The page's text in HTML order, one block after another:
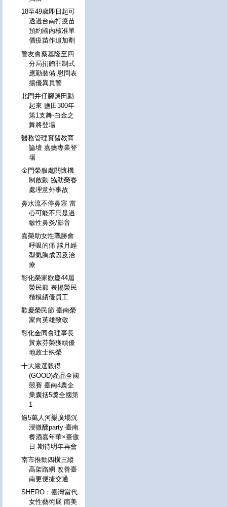
18至49歲即日起可
透過台南打疫苗
預約國內核准單
價疫苗作追加劑
警友會蔡基隆至四
分局捐贈非制式
應勤裝備 慰問表
揚優異員警
北門井仔腳鹽田動
起來 鹽田300年
第1支舞-白金之
舞將登場
醫務管理實習教育
論壇 嘉藥專業登
場
金門榮服處關懷機
制啟動 協助榮眷
處理意外事故
鼻水流不停鼻塞 當
心可能不只是過
敏性鼻炎/影音
嘉榮助女性戰勝會
呼吸的痛 談月經
型氣胸成因及治
療
彰化榮家歡慶44屆
榮民節 表揚榮民
楷模績優員工
歡慶榮民節 臺南榮
家向英雄致敬
彰化金同會理事長
黃素芬榮獲績優
地政士殊榮
十大嚴選穀得
(GOOD)產品全國
競賽 臺南4農企
業囊括5獎全國第
1
逾5萬人河樂廣場沉
浸微醺party 臺南
餐酒嘉年華×臺傲
日 期待明年再會
南市推動四橫三縱
高架路網 改善臺
南更便捷交通
SHERO：臺灣當代
女性藝術展 南美